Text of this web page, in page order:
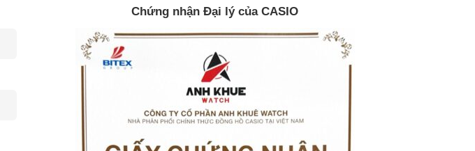
Chứng nhận Đại lý của CASIO